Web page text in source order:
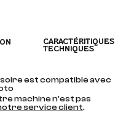
CARACTÉRITIQUES
TECHNIQUES
est compatible avec
machine n'est pas
service client.